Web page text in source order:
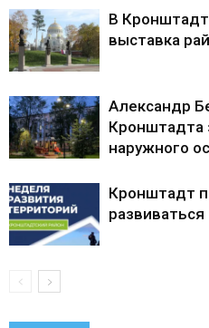
В
выставка
Александр
Кронштадта
наружного
Кронштадт
развиваться